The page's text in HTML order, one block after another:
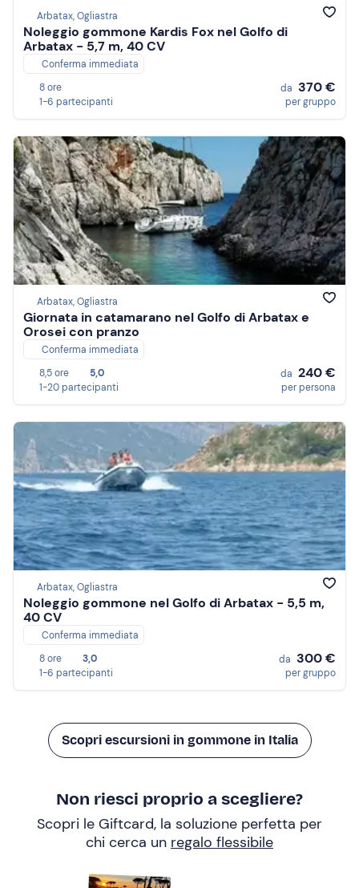
Arbatax, Ogliastra
Noleggio gommone Kardis Fox nel Golfo di
Arbatax - 5,7 m, 40 CV
Conferma immediata
8 ore
1-6 partecipanti
da 370 €
per gruppo
Arbatax, Ogliastra
Giornata in catamarano nel Golfo di Arbatax e
Orosei con pranzo
Conferma immediata
8,5 ore
5,0
1-20 partecipanti
da 240 €
per persona
Arbatax, Ogliastra
Noleggio gommone nel Golfo di Arbatax - 5,5 m,
40 CV
Conferma immediata
8 ore
3,0
1-6 partecipanti
da 300 €
per gruppo
Scopri escursioni in gommone in Italia
Non riesci proprio a scegliere?
Scopri le Giftcard, la soluzione perfetta per
chi cerca un regalo flessibile